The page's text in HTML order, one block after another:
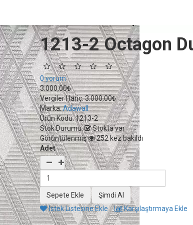
1213-2 Octagon
0 yorum
3.000,00₺
Vergiler Hariç:3.000,00₺
Marka:Adawall
Ürün Kodu:1213-2
Stok Durumu:
Stokta var
Görüntülenmiş
252 kez bakıldı
Adet
İstek Listesine Ekle Karşılaştırmaya Ekle